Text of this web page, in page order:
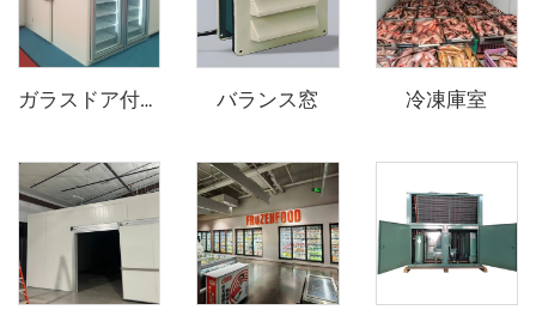
ガラスドア付きディスプレイ冷蔵庫 バランス窓 冷凍庫室